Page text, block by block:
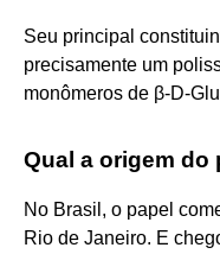
Seu principal
precisamente um
monômeros de β-D-
Qual a origem do
No Brasil, o papel
Rio de Janeiro. E